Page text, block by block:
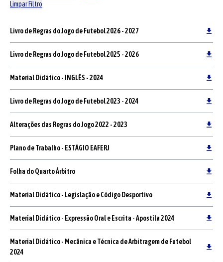
Limpar Filtro
Livro de Regras do Jogo de Futebol 2026 - 2027
Livro de Regras do Jogo de Futebol 2025 - 2026
Material Didático - INGLÊS - 2024
Livro de Regras do Jogo de Futebol 2023 - 2024
Alterações das Regras do Jogo 2022 - 2023
Plano de Trabalho - ESTÁGIO EAFERJ
Folha do Quarto Árbitro
Material Didático - Legislação e Código Desportivo
Material Didático - Expressão Oral e Escrita - Apostila 2024
Material Didático - Mecânica e Técnica de Arbitragem de Futebol
2024